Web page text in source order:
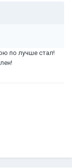
по лучше стал!